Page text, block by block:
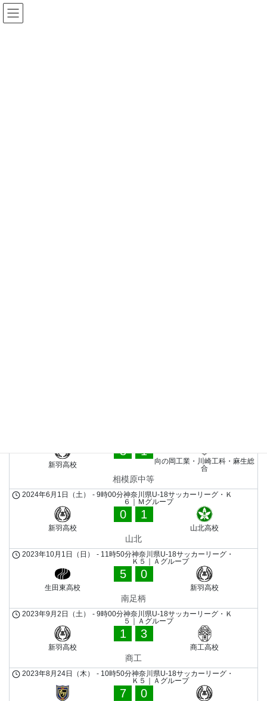
コ
ン
ナ
ビ
新羽高校
3 1
向の岡工業・川崎工科・麻生総
合
相模原中等
神奈川県U-18サッカーリーグ・Ｋ
６｜Ｍグループ
2024年6月1日（土） - 9時00分
新羽高校
0 1
山北高校
山北
神奈川県U-18サッカーリーグ・
Ｋ５｜Ａグループ
2023年10月1日（日） - 11時50分
生田東高校
5 0
新羽高校
南足柄
神奈川県U-18サッカーリーグ・Ｋ
５｜Ａグループ
2023年9月2日（土） - 9時00分
新羽高校
1 3
商工高校
商工
神奈川県U-18サッカーリーグ・
Ｋ５｜Ａグループ
2023年8月24日（木） - 10時50分
7 0